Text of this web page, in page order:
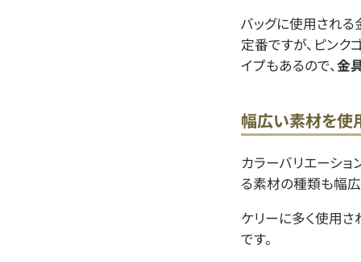
バッグに使用され
定番ですが、ピンク
イプもあるので、金
幅広い素材を使
カラーバリエーショ
る素材の種類も幅
ケリーに多く使用
です。